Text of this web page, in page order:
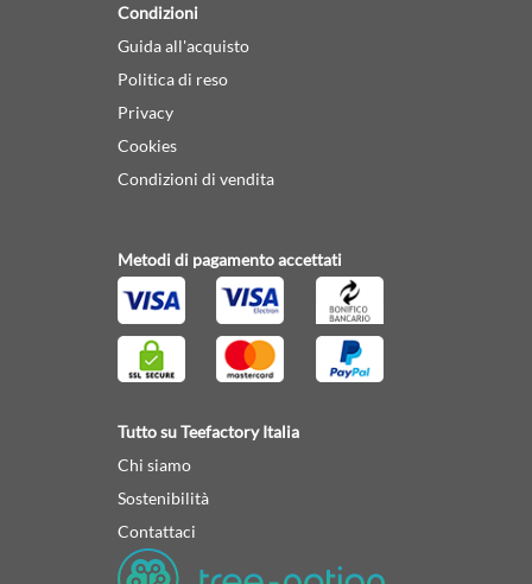
Condizioni
Guida all'acquisto
Politica di reso
Privacy
Cookies
Condizioni di vendita
Metodi di pagamento accettati
Tutto su Teefactory Italia
Chi siamo
Sostenibilità
Contattaci